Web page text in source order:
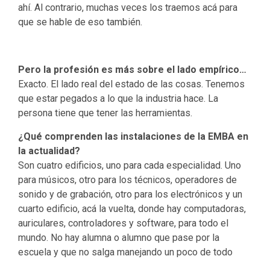
ahí. Al contrario, muchas veces los traemos acá para
que se hable de eso también.
Pero la profesión es más sobre el lado empírico…
Exacto. El lado real del estado de las cosas. Tenemos
que estar pegados a lo que la industria hace. La
persona tiene que tener las herramientas.
¿Qué comprenden las instalaciones de la EMBA en
la actualidad?
Son cuatro edificios, uno para cada especialidad. Uno
para músicos, otro para los técnicos, operadores de
sonido y de grabación, otro para los electrónicos y un
cuarto edificio, acá la vuelta, donde hay computadoras,
auriculares, controladores y software, para todo el
mundo. No hay alumna o alumno que pase por la
escuela y que no salga manejando un poco de todo